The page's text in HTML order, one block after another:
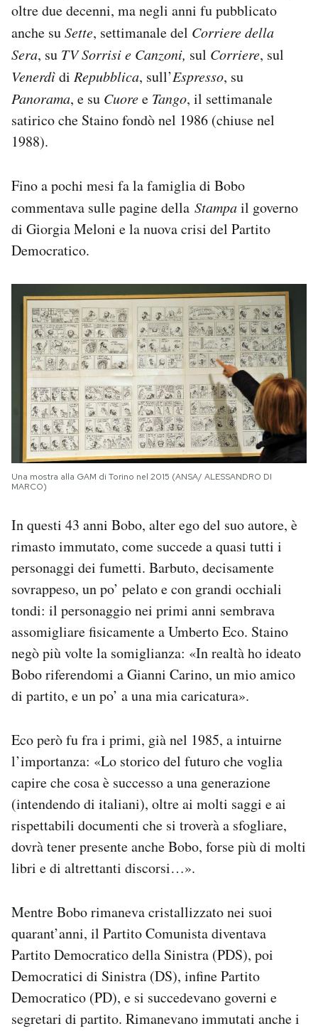
oltre due decenni, ma negli anni fu pubblicato
anche suSette, settimanale del Corriere della
Sera, su TV Sorrisi e Canzoni, sul Corriere, sul
Venerdìdi Repubblica, sull’Espresso, su
Panorama, e su Cuoree Tango, il settimanale
satirico che Staino fondò nel 1986 (chiuse nel
1988).
Fino a pochi mesi fa la famiglia di Bobo
commentava sulle pagine della Stampail governo
di Giorgia Meloni e la nuova crisi del Partito
Democratico.
Una mostra alla GAM di Torino nel 2015 (ANSA/ ALESSANDRO DI
MARCO)
In questi 43 anni Bobo, alter ego del suo autore, è
rimasto immutato, come succede a quasi tutti i
personaggi dei fumetti. Barbuto, decisamente
sovrappeso, un po’ pelato e con grandi occhiali
tondi: il personaggio nei primi anni sembrava
assomigliare fisicamente a Umberto Eco. Staino
negò più volte la somiglianza: «In realtà ho ideato
Bobo riferendomi a Gianni Carino, un mio amico
di partito, e un po’ a una mia caricatura».
Eco però fu fra i primi, già nel 1985, a intuirne
l’importanza: «Lo storico del futuro che voglia
capire che cosa è successo a una generazione
(intendendo di italiani), oltre ai molti saggi e ai
rispettabili documenti che si troverà a sfogliare,
dovrà tener presente anche Bobo, forse più di molti
libri e di altrettanti discorsi…».
Mentre Bobo rimaneva cristallizzato nei suoi
quarant’anni, il Partito Comunista diventava
Partito Democratico della Sinistra (PDS), poi
Democratici di Sinistra (DS), infine Partito
Democratico (PD), e si succedevano governi e
segretari di partito. Rimanevano immutati anche i